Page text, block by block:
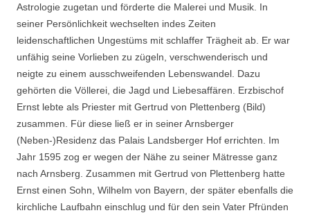
Astrologie zugetan und förderte die Malerei und Musik. In
seiner Persönlichkeit wechselten indes Zeiten
leidenschaftlichen Ungestüms mit schlaffer Trägheit ab. Er war
unfähig seine Vorlieben zu zügeln, verschwenderisch und
neigte zu einem ausschweifenden Lebenswandel. Dazu
gehörten die Völlerei, die Jagd und Liebesaffären. Erzbischof
Ernst lebte als Priester mit Gertrud von Plettenberg (Bild)
zusammen. Für diese ließ er in seiner Arnsberger
(Neben-)Residenz das Palais Landsberger Hof errichten. Im
Jahr 1595 zog er wegen der Nähe zu seiner Mätresse ganz
nach Arnsberg. Zusammen mit Gertrud von Plettenberg hatte
Ernst einen Sohn, Wilhelm von Bayern, der später ebenfalls die
kirchliche Laufbahn einschlug und für den sein Vater Pfründen